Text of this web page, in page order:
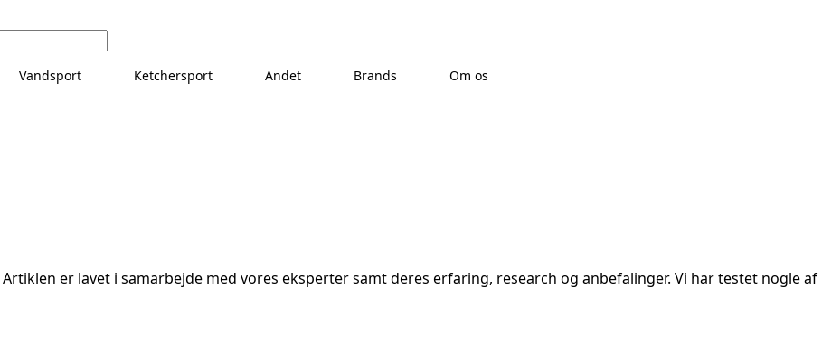
Vandsport Ketchersport Andet Brands Om os
er lavet i samarbejde med vores eksperter samt deres erfaring, research og anbefalinger. Vi har testet nogle af